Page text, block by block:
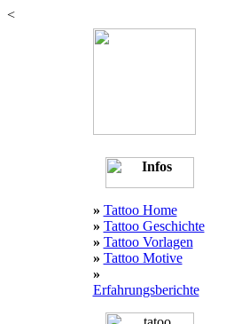
<
» Tattoo Home
» Tattoo Geschichte
» Tattoo Vorlagen
» Tattoo Motive
»
Erfahrungsberichte